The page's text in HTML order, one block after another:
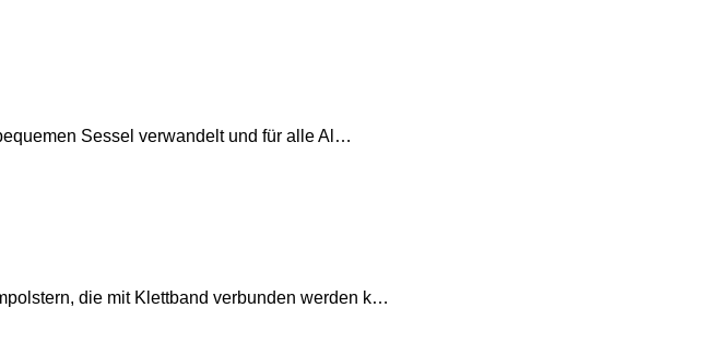
Sessel verwandelt und für alle Al…
die mit Klettband verbunden werden k…